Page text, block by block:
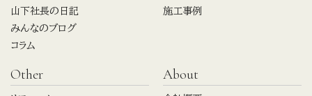
山下社長の日記
みんなのブログ
コラム
施工事例
Other About